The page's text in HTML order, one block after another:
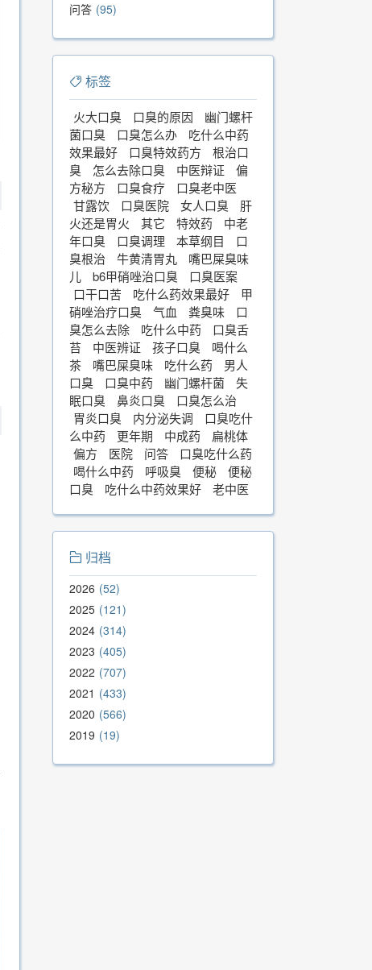
问答 95
标签
火大口臭 口臭的原因
幽门螺杆
菌口臭
口臭怎么办
吃什么中药
效果最好
口臭特效药方
根治口
臭
怎么去除口臭 中医辩证
偏
方秘方
口臭食疗
口臭老中医
甘露饮
口臭医院 女人口臭
肝
火还是胃火
其它 特效药
中老
年口臭
口臭调理 本草纲目
口
臭根治
牛黄清胃丸
嘴巴屎臭味
儿
b6甲硝唑治口臭
口臭医案
口干口苦
吃什么药效果最好
甲
硝唑治疗口臭
气血 粪臭味
口
臭怎么去除
吃什么中药
口臭舌
苔
中医辨证 孩子口臭
喝什么
茶
嘴巴屎臭味 吃什么药
男人
口臭
口臭中药 幽门螺杆菌
失
眠口臭
鼻炎口臭
口臭怎么治
胃炎口臭
内分泌失调
口臭吃什
么中药
更年期 中成药
扁桃体
偏方
医院 问答
口臭吃什么药
喝什么中药
呼吸臭 便秘
便秘
口臭
吃什么中药效果好 老中医
归档
2026 52
2025 121
2024 314
2023 405
2022 707
2021
433
2020 566
2019 19